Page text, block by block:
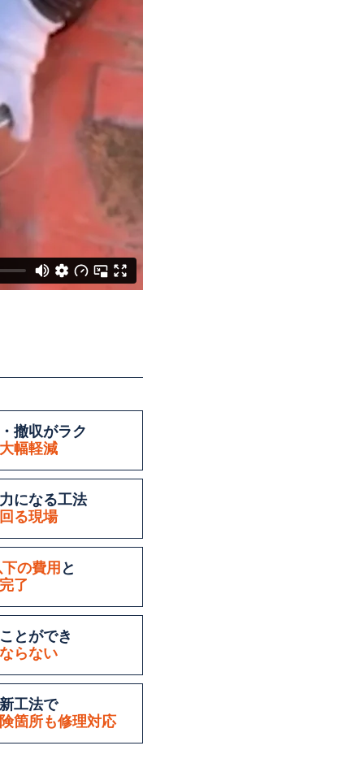
撤収がラク
幅軽減
になる工法
る現場
の費用 と
了
とができ
らない
工法で
箇所も修理対応